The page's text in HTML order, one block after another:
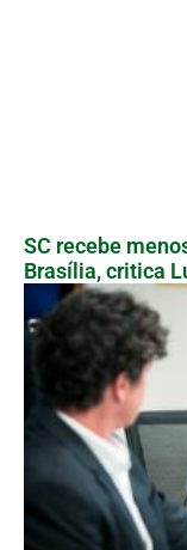
SC recebe
Brasília, critica